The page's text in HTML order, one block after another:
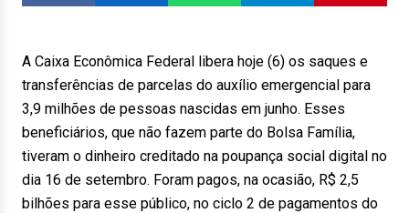
A Caixa Econômica Federal libera hoje (6) os saques e
transferências de parcelas do auxílio emergencial para
3,9 milhões de pessoas nascidas em junho. Esses
beneficiários, que não fazem parte do Bolsa Família,
tiveram o dinheiro creditado na poupança social digital no
dia 16 de setembro. Foram pagos, na ocasião, R$ 2,5
bilhões para esse público, no ciclo 2 de pagamentos do